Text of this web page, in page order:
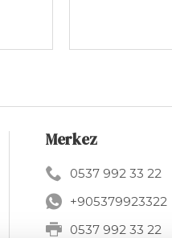
Merkez
0537 992 33 22
+905379923322
0537 992 33 22